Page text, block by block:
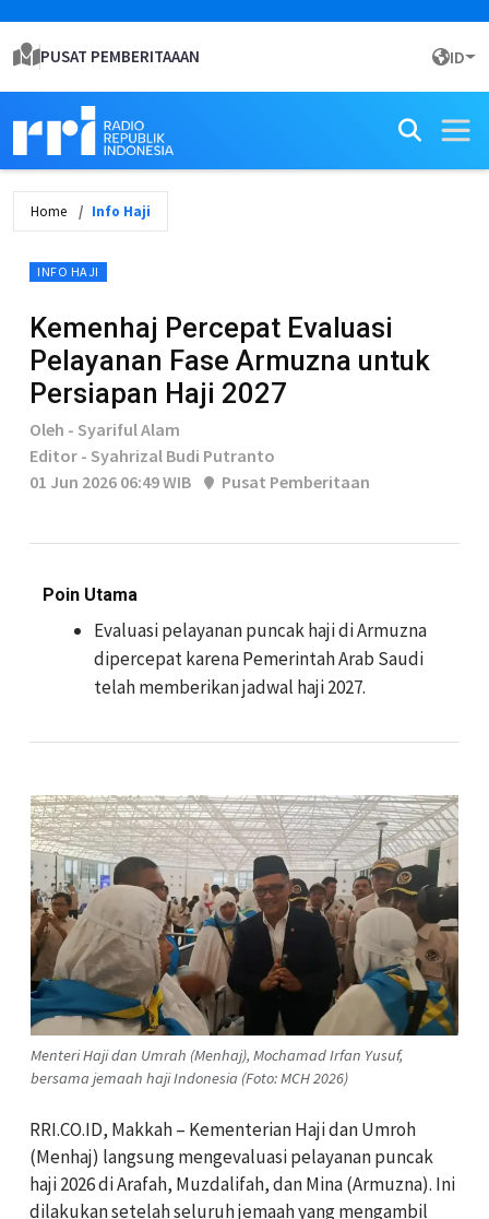
PUSAT PEMBERITAAAN ID
Home Info Haji
INFO HAJI
Kemenhaj Percepat Evaluasi
Pelayanan Fase Armuzna untuk
Persiapan Haji 2027
Oleh - Syariful Alam
Editor - Syahrizal Budi Putranto
01 Jun 2026 06:49 WIB
Pusat Pemberitaan
Poin Utama
Evaluasi pelayanan puncak haji di Armuzna
dipercepat karena Pemerintah Arab Saudi
telah memberikan jadwal haji 2027.
Menteri Haji dan Umrah (Menhaj), Mochamad Irfan Yusuf,
bersama jemaah haji Indonesia (Foto: MCH 2026)
RRI.CO.ID, Makkah – Kementerian Haji dan Umroh
(Menhaj) langsung mengevaluasi pelayanan puncak
haji 2026 di Arafah, Muzdalifah, dan Mina (Armuzna). Ini
dilakukan setelah seluruh jemaah yang mengambil